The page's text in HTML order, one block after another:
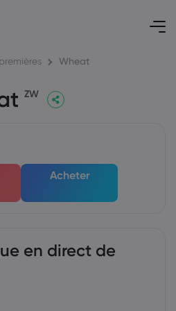
Wheat
ZW
Acheter
en direct de